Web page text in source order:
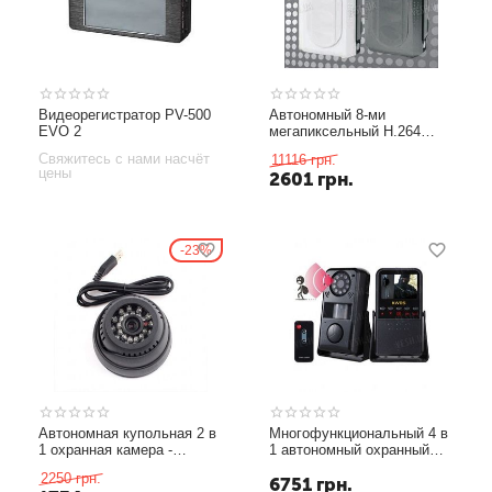
Видеорегистратор PV-500
EVO 2
Свяжитесь с нами насчёт
цены
Автономный 8-ми
мегапиксельный H.264
видеорегистратор с 1080P
качеством записи (модель
11116 грн.
2601 грн.
23%
Автономная купольная 2 в
1 охранная камера -
SD карту памяти до 32 Gb
2250 грн.
Многофункциональный 4 в
1 автономный охранный
датчиком движения,
6751 грн.